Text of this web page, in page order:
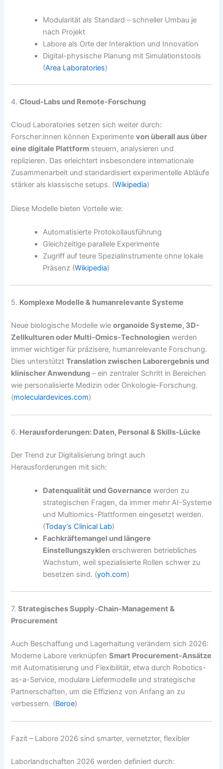
Modularität als Standard – schneller Umbau je
nach Projekt
Labore als Orte der Interaktion und Innovation
Digital-physische Planung mit Simulationstools
(Area Laboratories)
4.Cloud-Labs und Remote-Forschung
Cloud Laboratories setzen sich weiter durch:
Forscher:innen können Experimentevon überall aus über
eine digitale Plattform steuern, analysieren und
replizieren. Das erleichtert insbesondere internationale
Zusammenarbeit und standardisiert experimentelle Abläufe
stärker als klassische setups. (Wikipedia)
Diese Modelle bieten Vorteile wie:
Automatisierte Protokollausführung
Gleichzeitige parallele Experimente
Zugriff auf teure Spezialinstrumente ohne lokale
Präsenz (Wikipedia)
5. Komplexe Modelle & humanrelevante Systeme
Neue biologische Modelle wieorganoide Systeme, 3D-
Zellkulturen oder Multi-Omics-Technologien werden
immer wichtiger für präzisere, humanrelevante Forschung.
Dies unterstütztTranslation zwischen Laborergebnis und
klinischer Anwendung – ein zentraler Schritt in Bereichen
wie personalisierte Medizin oder Onkologie-Forschung.
(moleculardevices.com)
6. Herausforderungen: Daten, Personal & Skills-Lücke
Der Trend zur Digitalisierung bringt auch
Herausforderungen mit sich:
Datenqualität und Governance werden zu
strategischen Fragen, da immer mehr AI-Systeme
und Multiomics-Plattformen eingesetzt werden.
(Today’s Clinical Lab)
Fachkräftemangel und längere
Einstellungszyklen erschweren betriebliches
Wachstum, weil spezialisierte Rollen schwer zu
besetzen sind. (yoh.com)
7.Strategisches Supply-Chain-Management &
Procurement
Auch Beschaffung und Lagerhaltung verändern sich 2026:
Moderne Labore verknüpfenSmart Procurement-Ansätze
mit Automatisierung und Flexibilität, etwa durch Robotics-
as-a-Service, modulare Liefermodelle und strategische
Partnerschaften, um die Effizienz von Anfang an zu
verbessern. (Beroe)
Fazit – Labore 2026 sind smarter, vernetzter, flexibler
Laborlandschaften 2026 werden definiert durch: